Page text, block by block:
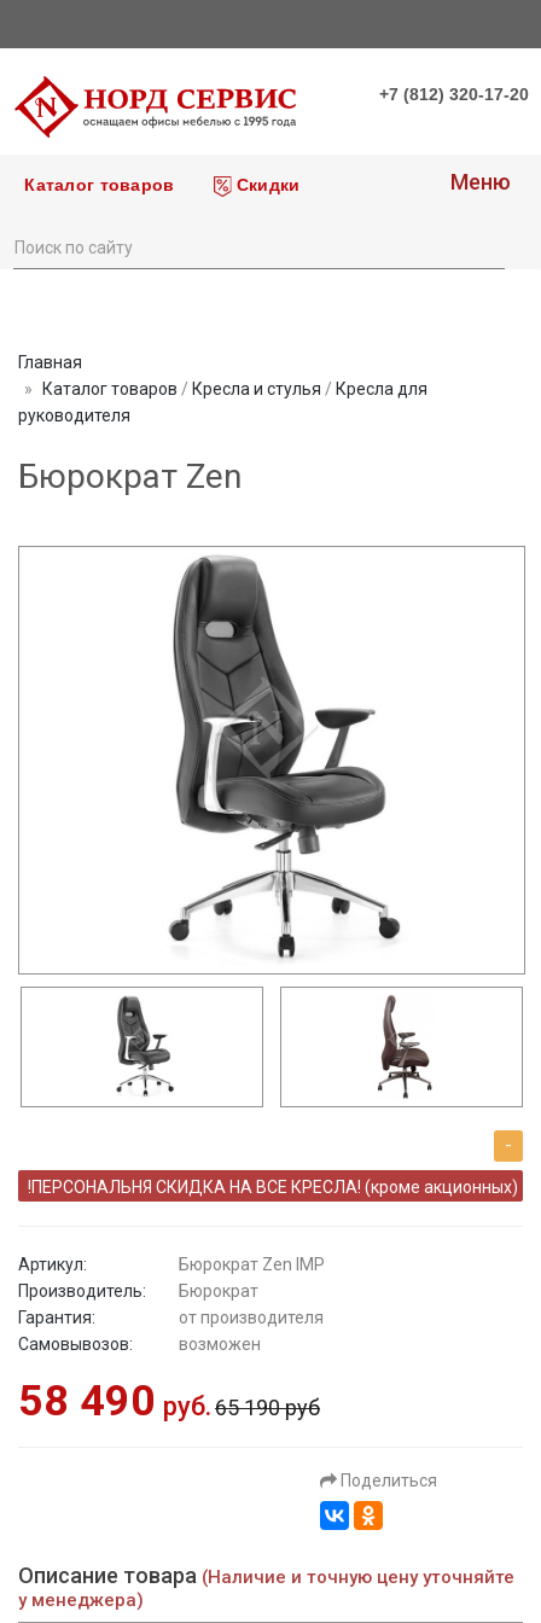
+7 (812) 320-17-20
Каталог товаров Скидки Меню
Главная
Каталог товаров / Кресла и стулья / Кресла для
руководителя
Бюрократ Zen
-
!ПЕРСОНАЛЬНЯ СКИДКА НА ВСЕ КРЕСЛА! (кроме акционных)
Артикул:
Бюрократ Zen IMP
Производитель:
Бюрократ
Гарантия:
от производителя
Самовывозов:
возможен
58 490 руб.65 190 руб
Поделиться
Описание товара (Наличие и точную цену уточняйте
у менеджера)